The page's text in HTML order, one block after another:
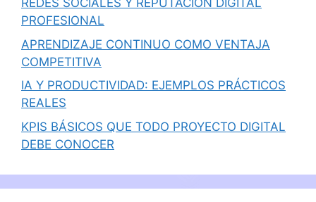
REDES SOCIALES Y REPUTACIÓN DIGITAL
PROFESIONAL
APRENDIZAJE CONTINUO COMO VENTAJA
COMPETITIVA
IA Y PRODUCTIVIDAD: EJEMPLOS PRÁCTICOS
REALES
KPIS BÁSICOS QUE TODO PROYECTO DIGITAL
DEBE CONOCER